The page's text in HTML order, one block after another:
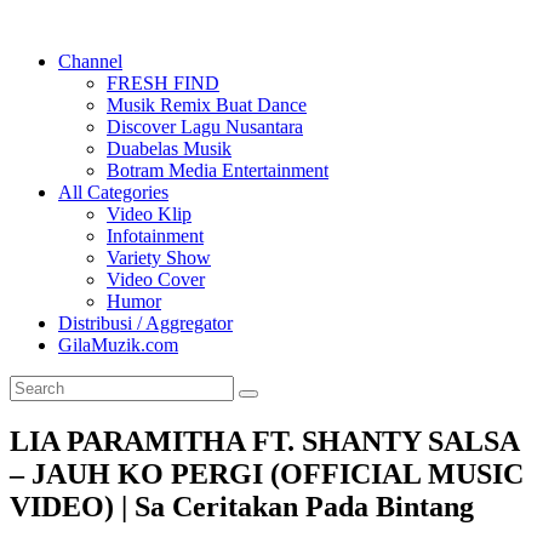
Channel
FRESH FIND
Musik Remix Buat Dance
Discover Lagu Nusantara
Duabelas Musik
Botram Media Entertainment
All Categories
Video Klip
Infotainment
Variety Show
Video Cover
Humor
Distribusi / Aggregator
GilaMuzik.com
LIA PARAMITHA FT. SHANTY SALSA
– JAUH KO PERGI (OFFICIAL MUSIC
VIDEO) | Sa Ceritakan Pada Bintang